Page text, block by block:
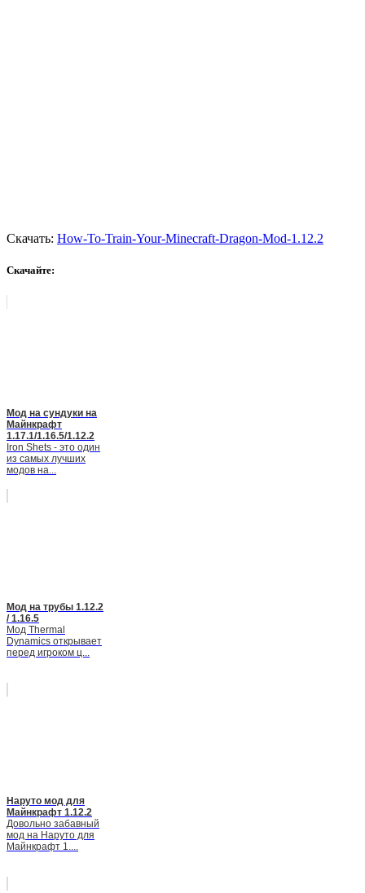
Скачать: How-To-Train-Your-Minecraft-Dragon-Mod-1.12.2
Скачайте:
Мод на сундуки на
Майнкрафт
1.17.1/1.16.5/1.12.2
Iron Shets - это один
из самых лучших
модов на...
Мод на трубы 1.12.2
/ 1.16.5
Мод Thermal
Dynamics открывает
перед игроком ц...
Наруто мод для
Майнкрафт 1.12.2
Довольно забавный
мод на Наруто для
Майнкрафт 1....